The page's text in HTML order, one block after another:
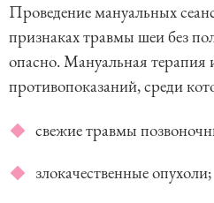
Проведение мануальных
признаках травмы шеи без
опасно. Мануальная терапия
противопоказаний, среди
свежие травмы
злокачественные опухоли;